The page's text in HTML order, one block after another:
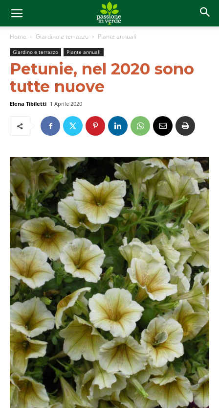
Home Giardino e terrazzo Piante annuali
Giardino e terrazzo Piante annuali
Petunie, nel 2020 sono
tutte nuove
Elena Tibiletti 1 Aprile 2020